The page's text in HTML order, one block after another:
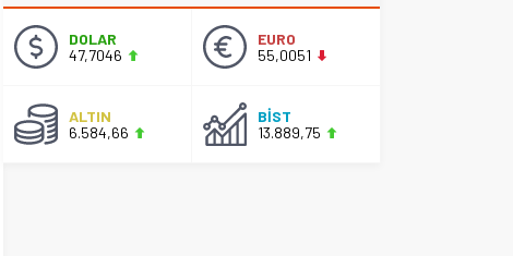
DOLAR
47,7046
EURO
55,0051
ALTIN
6.584,66
BİST
13.889,75